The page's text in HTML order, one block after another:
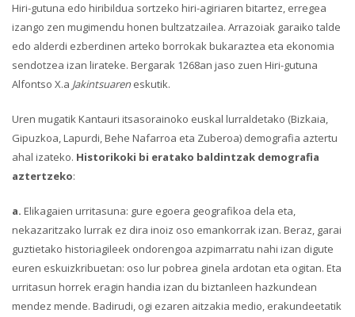
Hiri-gutuna edo hiribildua sortzeko hiri-agiriaren bitartez, erregea
izango zen mugimendu honen bultzatzailea. Arrazoiak garaiko talde
edo alderdi ezberdinen arteko borrokak bukaraztea eta ekonomia
sendotzea izan lirateke. Bergarak 1268an jaso zuen Hiri-gutuna
Alfontso X.a Jakintsuaren eskutik.
Uren mugatik Kantauri itsasorainoko euskal lurraldetako (Bizkaia,
Gipuzkoa, Lapurdi, Behe Nafarroa eta Zuberoa) demografia aztertu
ahal izateko. Historikoki bi eratako baldintzak demografia
aztertzeko:
a. Elikagaien urritasuna: gure egoera geografikoa dela eta,
nekazaritzako lurrak ez dira inoiz oso emankorrak izan. Beraz, garai
guztietako historiagileek ondorengoa azpimarratu nahi izan digute
euren eskuizkribuetan: oso lur pobrea ginela ardotan eta ogitan. Eta
urritasun horrek eragin handia izan du biztanleen hazkundean
mendez mende. Badirudi, ogi ezaren aitzakia medio, erakundeetatik